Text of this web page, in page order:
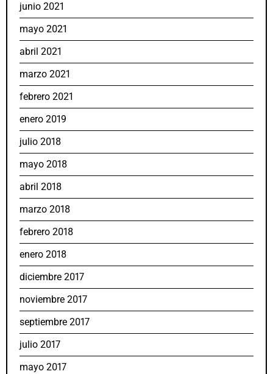
junio 2021
mayo 2021
abril 2021
marzo 2021
febrero 2021
enero 2019
julio 2018
mayo 2018
abril 2018
marzo 2018
febrero 2018
enero 2018
diciembre 2017
noviembre 2017
septiembre 2017
julio 2017
mayo 2017